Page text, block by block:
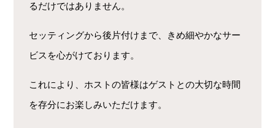
るだけではありません。
セッティングから後片付けまで、きめ細やかなサー
ビスを心がけております。
これにより、ホストの皆様はゲストとの大切な時間
を存分にお楽しみいただけます。